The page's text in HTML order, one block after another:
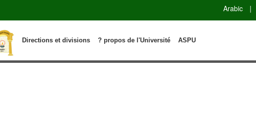
Arabic |
ASPU
? propos de l'Université
Directions et divisions